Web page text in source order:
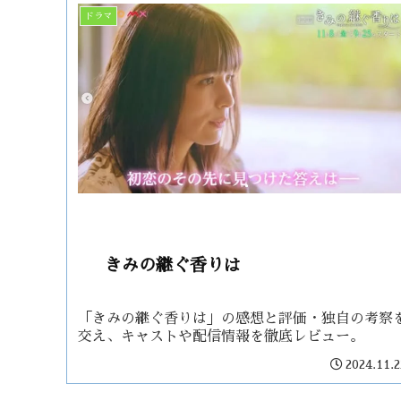
ドラマ
きみの継ぐ香りは
「きみの継ぐ香りは」の感想と評価・独自の考察
交え、キャストや配信情報を徹底レビュー。